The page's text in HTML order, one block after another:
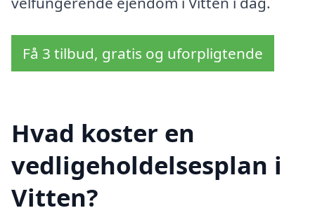
Få 3 tilbud, gratis og uforpligtende
Hvad koster en
vedligeholdelsesplan i
Vitten?